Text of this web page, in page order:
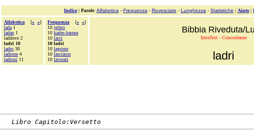
Indice| Parole: Alfabetica - Frequenza - Rovesciate - Lunghezza - Statistiche | Aiuto |
Alfabetica [« »]
lada 1
ladan 1
laddove 2
ladri 10
ladro 30
ladrone 4
ladroni 11
Frequenza [« »]
10 jethro
10 kades-barnea
10 lacci
10 ladri
10 lagrime
10 lasciaron
10 lavorati
Bibbia Riveduta/
IntraText - Concordanze
ladri
Libro Capitolo:Versetto